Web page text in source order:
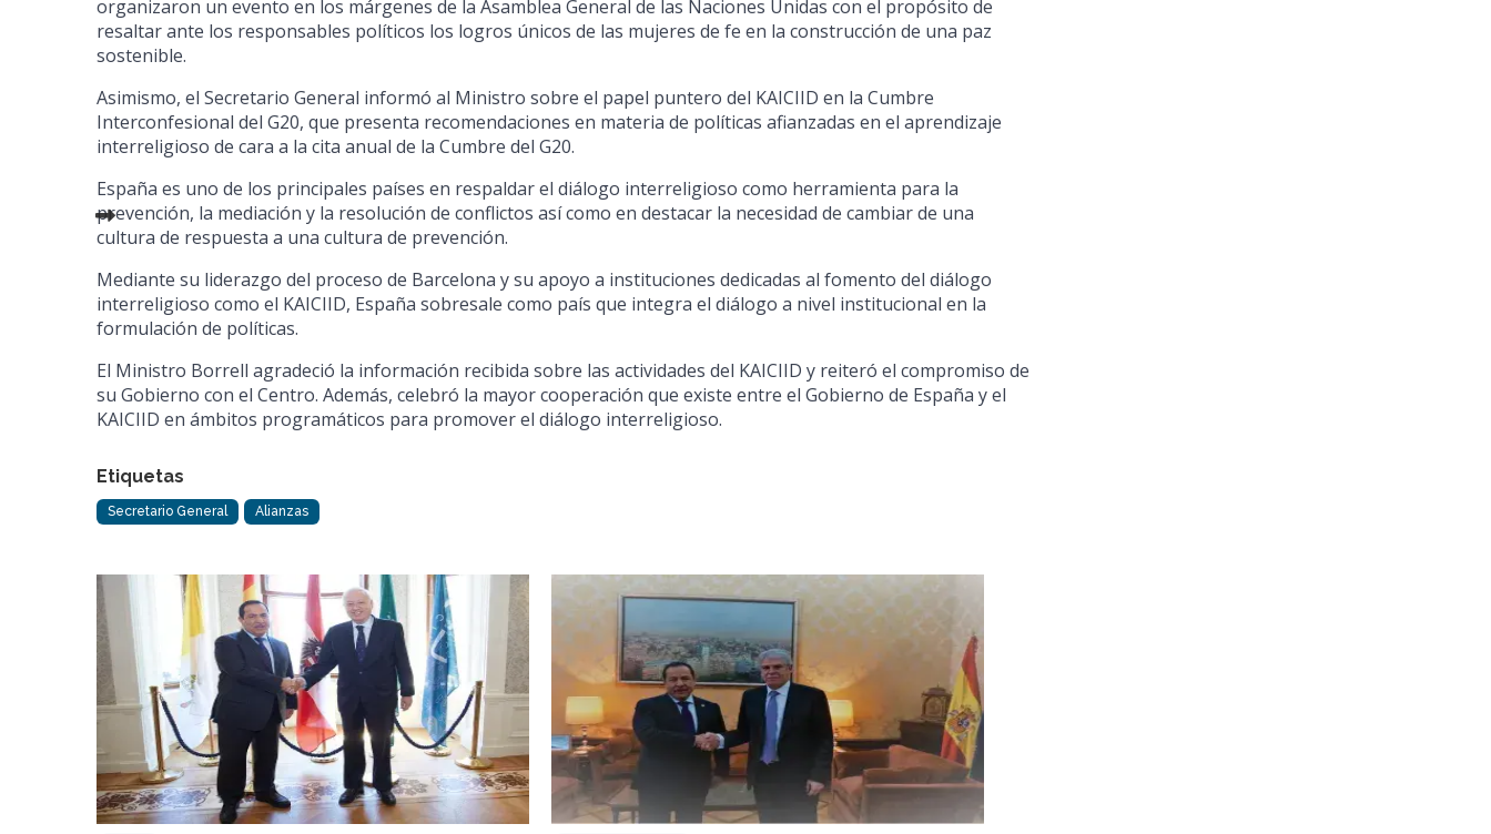
organizaron un evento en los márgenes de la Asamblea General de las Naciones Unidas con el propósito de
resaltar ante los responsables políticos los logros únicos de las mujeres de fe en la construcción de una paz
sostenible.
Asimismo, el Secretario General informó al Ministro sobre el papel puntero del KAICIID en la Cumbre
Interconfesional del G20, que presenta recomendaciones en materia de políticas afianzadas en el aprendizaje
interreligioso de cara a la cita anual de la Cumbre del G20.
España es uno de los principales países en respaldar el diálogo interreligioso como herramienta para la
prevención, la mediación y la resolución de conflictos así como en destacar la necesidad de cambiar de una
cultura de respuesta a una cultura de prevención.
Mediante su liderazgo del proceso de Barcelona y su apoyo a instituciones dedicadas al fomento del diálogo
interreligioso como el KAICIID, España sobresale como país que integra el diálogo a nivel institucional en la
formulación de políticas.
El Ministro Borrell agradeció la información recibida sobre las actividades del KAICIID y reiteró el compromiso de
su Gobierno con el Centro. Además, celebró la mayor cooperación que existe entre el Gobierno de España y el
KAICIID en ámbitos programáticos para promover el diálogo interreligioso.
Etiquetas
Secretario General Alianzas